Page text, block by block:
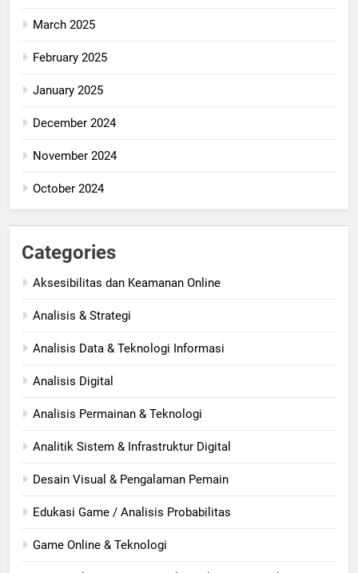
March 2025
February 2025
January 2025
December 2024
November 2024
October 2024
Categories
Aksesibilitas dan Keamanan Online
Analisis & Strategi
Analisis Data & Teknologi Informasi
Analisis Digital
Analisis Permainan & Teknologi
Analitik Sistem & Infrastruktur Digital
Desain Visual & Pengalaman Pemain
Edukasi Game / Analisis Probabilitas
Game Online & Teknologi